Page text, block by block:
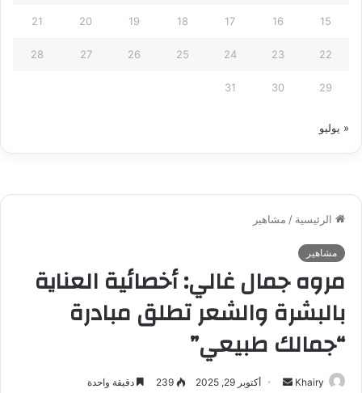
15
16
17
18
19
20
21
22
23
24
25
26
27
28
29
30
31
« يوليو